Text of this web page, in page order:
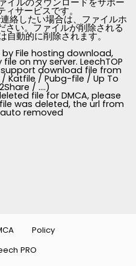
イルのダウンロードをサポー
ィサービスです。
絡したい場合は、ファイルホ
さい。ファイルが削除される
自動的に削除されます。
File hosting download,
on my server. LeechTOP
download file from
Katfile / Pubg-file / Up To
/ ....)
file for DMCA, please
was deleted, the url from
auto removed
PRO
Policy